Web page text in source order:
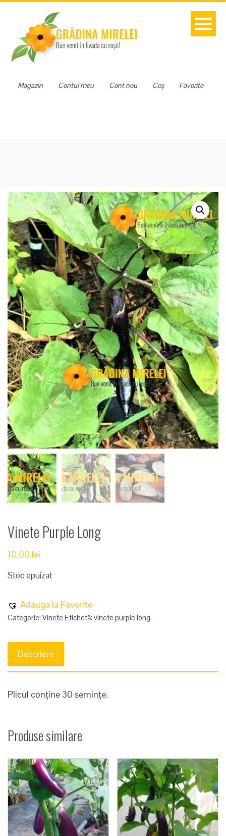
Favorite
Coș
Cont nou
Contul meu
Magazin
Vinete Purple Long
10,00 lei
Stoc epuizat
Adauga la Favorite
Categorie: Vinete Etichetă: vinete purple long
Descriere
Plicul conține 30 semințe.
Produse similare